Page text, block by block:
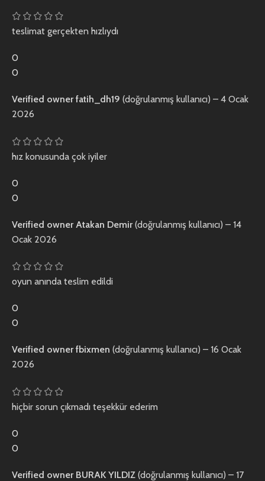
teslimat gerçekten hızlıydı
0
0
Verified ownerfatih_dh19 (doğrulanmış kullanıcı) – 4 Ocak
2026
hız konusunda çok iyiler
0
0
Verified owner Atakan Demir(doğrulanmış kullanıcı) – 14
Ocak 2026
oyun anında teslim edildi
0
0
Verified ownerfbixmen (doğrulanmış kullanıcı) – 16 Ocak
2026
hiçbir sorun çıkmadı teşekkür ederim
0
0
Verified owner BURAK YILDIZ (doğrulanmış kullanıcı) – 17